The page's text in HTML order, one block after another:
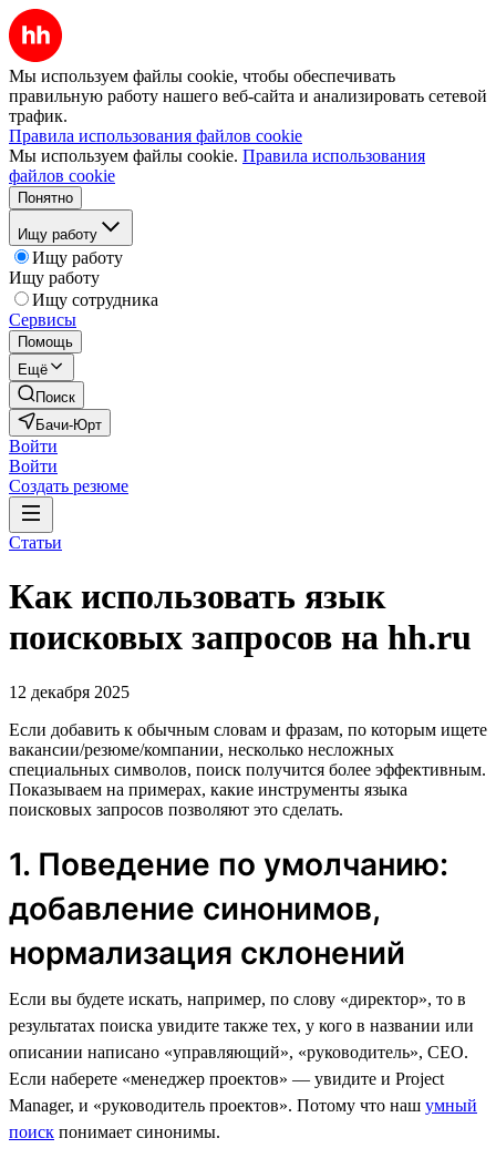
Мы используем файлы cookie, чтобы обеспечивать
правильную работу нашего веб-сайта и анализировать сетевой
трафик.
Правила использования файлов cookie
Мы используем файлы cookie. Правила использования
файлов cookie
Понятно
Ищу работу
Ищу работу
Ищу работу
Ищу сотрудника
Сервисы
Помощь
Ещё
Поиск
Бачи-Юрт
Войти
Войти
Создать резюме
Статьи
Как использовать язык
поисковых запросов на hh.ru
12 декабря 2025
Если добавить к обычным словам и фразам, по которым ищете
вакансии/резюме/компании, несколько несложных
специальных символов, поиск получится более эффективным.
Показываем на примерах, какие инструменты языка
поисковых запросов позволяют это сделать.
1. Поведение по умолчанию:
добавление синонимов,
нормализация склонений
Если вы будете искать, например, по слову «директор», то в
результатах поиска увидите также тех, у кого в названии или
описании написано «управляющий», «руководитель», CEO.
Если наберете «менеджер проектов» — увидите и Project
Manager, и «руководитель проектов». Потому что наш умный
поиск понимает синонимы.